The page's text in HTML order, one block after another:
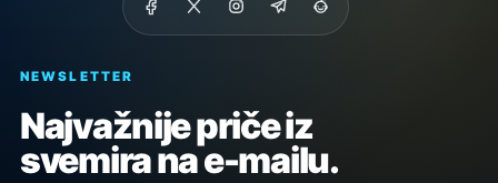
NEWSLETTER
Najvažnije priče iz
svemira na e-mailu.